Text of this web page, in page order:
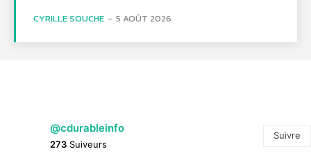
CYRILLE SOUCHE - 5 AOÛT 2026
@cdurableinfo
273 Suiveurs
Suivre